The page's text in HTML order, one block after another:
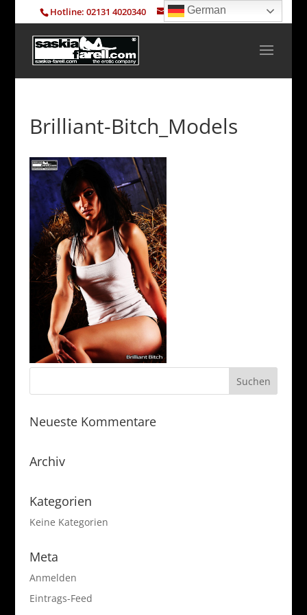
Hotline: 02131 4020340 info@saskia-farell.com
Brilliant-Bitch_Models
Neueste Kommentare
Archiv
Kategorien
Keine Kategorien
Meta
Anmelden
Eintrags-Feed
German